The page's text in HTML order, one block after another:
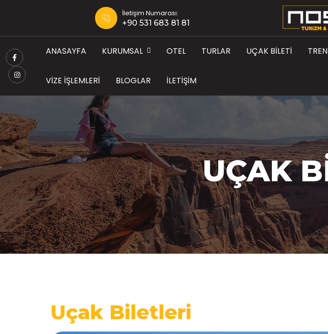
İletişim Numarası:
+90 531 683 81 81
ANASAYFA KURUMSAL OTEL TURLAR UÇAK BILETI
VIZE İŞLEMLERI BLOGLAR İLETIŞIM
UÇAK
Uçak Biletleri